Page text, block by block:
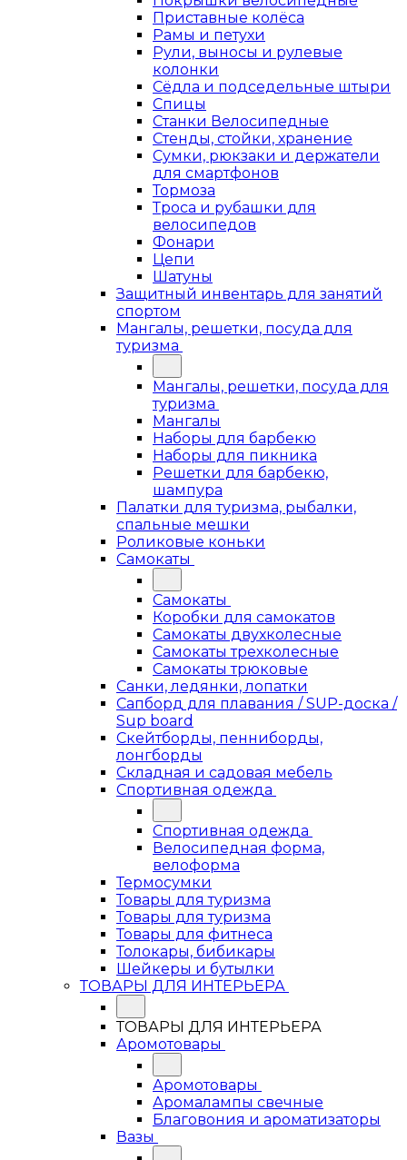
Приставные колёса
Рамы и петухи
Рули, выносы и рулевые
колонки
Сёдла и подседельные штыри
Спицы
Станки Велосипедные
Стенды, стойки, хранение
Сумки, рюкзаки и держатели
для смартфонов
Тормоза
Троса и рубашки для
велосипедов
Фонари
Цепи
Шатуны
Защитный инвентарь для занятий
спортом
Мангалы, решетки, посуда для
туризма
Мангалы, решетки, посуда для
туризма
Мангалы
Наборы для барбекю
Наборы для пикника
Решетки для барбекю,
шампура
Палатки для туризма, рыбалки,
спальные мешки
Роликовые коньки
Самокаты
Самокаты
Коробки для самокатов
Самокаты двухколесные
Самокаты трехколесные
Самокаты трюковые
Санки, ледянки, лопатки
Сапборд для плавания / SUP-доска /
Sup board
Скейтборды, пенниборды,
лонгборды
Складная и садовая мебель
Спортивная одежда
Спортивная одежда
Велосипедная форма,
велоформа
Термосумки
Товары для туризма
Товары для туризма
Товары для фитнеса
Толокары, бибикары
Шейкеры и бутылки
ТОВАРЫ ДЛЯ ИНТЕРЬЕРА
ТОВАРЫ ДЛЯ ИНТЕРЬЕРА
Аромотовары
Аромотовары
Аромалампы свечные
Благовония и ароматизаторы
Вазы